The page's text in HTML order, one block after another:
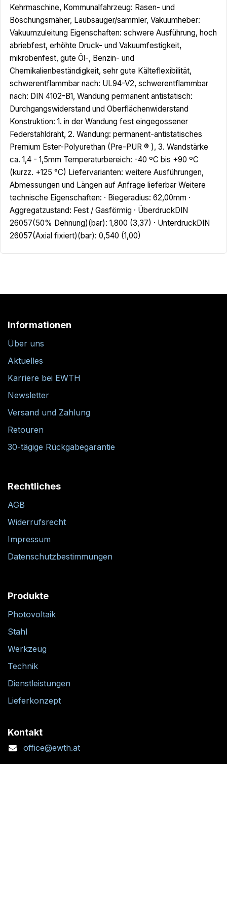
Kehrmaschine, Kommunalfahrzeug: Rasen- und
Böschungsmäher, Laubsauger/sammler, Vakuumheber:
Vakuumzuleitung Eigenschaften: schwere Ausführung, hoch
abriebfest, erhöhte Druck- und Vakuumfestigkeit,
mikrobenfest, gute Öl-, Benzin- und
Chemikalienbeständigkeit, sehr gute Kälteflexibilität,
schwerentflammbar nach: UL94-V2, schwerentflammbar
nach: DIN 4102-B1, Wandung permanent antistatisch:
Durchgangswiderstand und Oberflächenwiderstand
Konstruktion: 1. in der Wandung fest eingegossener
Federstahldraht, 2. Wandung: permanent-antistatisches
Premium Ester-Polyurethan (Pre-PUR ® ), 3. Wandstärke
ca. 1,4 - 1,5mm Temperaturbereich: -40 ºC bis +90 ºC
(kurzz. +125 °C) Liefervarianten: weitere Ausführungen,
Abmessungen und Längen auf Anfrage lieferbar Weitere
technische Eigenschaften: · Biegeradius: 62,00mm ·
Aggregatzustand: Fest / Gasförmig · ÜberdruckDIN
26057(50% Dehnung)(bar): 1,800 (3,37) · UnterdruckDIN
26057(Axial fixiert)(bar): 0,540 (1,00)
Informationen
Über uns
Aktuelles
Karriere bei EWTH
Newsletter
Versand und Zahlung
Retouren
30-tägige Rückgabegarantie
Rechtliches
AGB
Widerrufsrecht
Impressum
Datenschutzbestimmungen
Produkte
Photovoltaik
Stahl
Werkzeug
Technik
Dienstleistungen
Lieferkonzept
Kontakt
office@ewth.at